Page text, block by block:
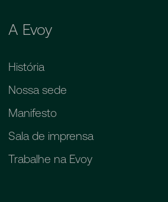
A Evoy
História
Nossa sede
Manifesto
Sala de imprensa
Trabalhe na Evoy